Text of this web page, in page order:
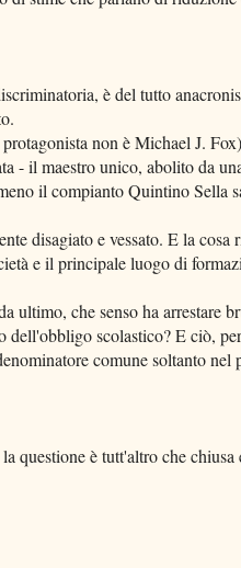
è del tutto
non è Michael J.
- il maestro unico, abolito da
il compianto Quintino Sella
disagiato e vessato. E la cosa
e il principale luogo di
ultimo, che senso ha arrestare
scolastico? E ciò,
comune soltanto nel
questione è tutt'altro che